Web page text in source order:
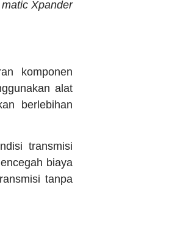
Xpander
komponen
alat
berlebihan
transmisi
biaya
tanpa